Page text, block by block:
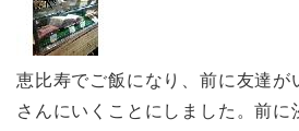
恵比寿でご飯になり、前に友達が
さんにいくことにしました。前に